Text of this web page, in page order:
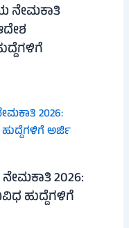
ನೇಮಕಾತಿ
2026:
ಹುದ್ದೆಗಳಿಗೆ